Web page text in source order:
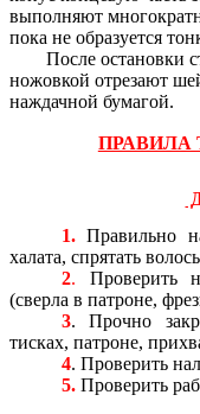
выполняют
пока не образуется
После остановки
ножовкой отрезают
наждачной бумагой.
ПРАВИЛА
1.Правильно
халата, спрятать
2. Проверить
(сверла в патроне,
3. Прочно
тисках, патроне,
4. Проверить
5.Проверить